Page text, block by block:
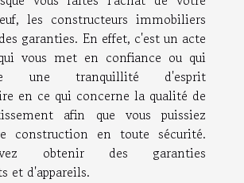
les constructeurs immobiliers
garanties. En effet, c'est un acte
vous met en confiance ou qui
une tranquillité d'esprit
en ce qui concerne la qualité de
afin que vous puissiez
construction en toute sécurité.
obtenir des garanties
et d'appareils.